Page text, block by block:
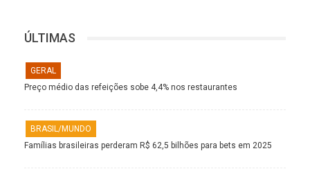
ÚLTIMAS
GERAL
Preço médio das refeições sobe 4,4% nos restaurantes
BRASIL/MUNDO
Famílias brasileiras perderam R$ 62,5 bilhões para bets em 2025